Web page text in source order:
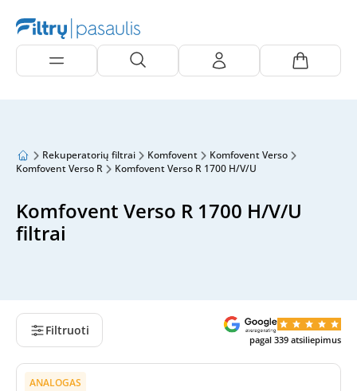
Rekuperatorių filtrai Komfovent
Komfovent Verso
Komfovent Verso R
Komfovent Verso R 1700 H/V/U
Komfovent Verso R 1700 H/V/U
filtrai
Filtruoti
pagal 339 atsiliepimus
ANALOGAS